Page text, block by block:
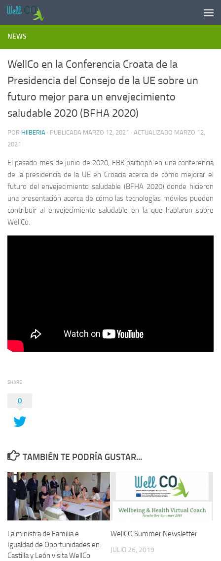
Saltar al contenido
NEWS
WellCo en la Conferencia Croata de la
Presidencia del Consejo de la UE sobre un
futuro mejor para un envejecimiento
saludable 2020 (BFHA 2020)
POR HIIBERIA · PUBLICADA MARZO 12, 2021 · ACTUALIZADO MARZO 12,
2021
El pasado mes de junio de 2020, FBK participó en una conferencia
de la presidencia de la UE en Croacia acerca de cómo mejorar el
futuro del envejecimiento saludable (BFHA 2020) donde hicieron
una presentación acerca de cómo las tecnologías móviles pueden
contribuir al envejecimiento saludable en la que hablaron sobre
WellCo.
SHARE
0
TAMBIÉN TE PODRÍA GUSTAR...
La ministra de Familia e
Igualdad de Oportunidades en
Castilla y León visita WellCo
WellCO Summer Newsletter
JULIO 26, 2019